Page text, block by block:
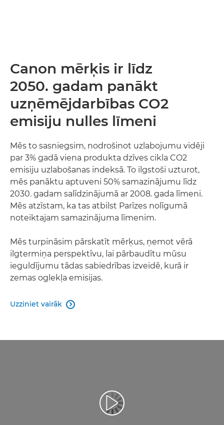
Canon mērķis ir līdz
2050. gadam panākt
uzņēmējdarbības CO2
emisiju nulles līmeni
Mēs to sasniegsim, nodrošinot uzlabojumu vidēji
par 3% gadā viena produkta dzīves cikla CO2
emisiju uzlabošanas indeksā. To ilgstoši uzturot,
mēs panāktu aptuveni 50% samazinājumu līdz
2030. gadam salīdzinājumā ar 2008. gada līmeni.
Mēs atzīstam, ka tas atbilst Parīzes nolīgumā
noteiktajam samazinājuma līmenim.
Mēs turpināsim pārskatīt mērķus, ņemot vērā
ilgtermiņa perspektīvu, lai pārbaudītu mūsu
ieguldījumu tādas sabiedrības izveidē, kurā ir
zemas oglekļa emisijas.
Uzziniet vairāk 